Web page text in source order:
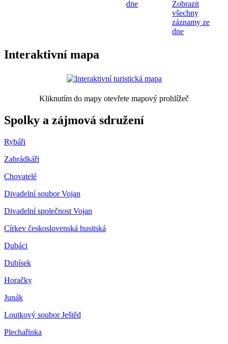
dne
Zobrazit
všechny
záznamy ze
dne
Interaktivní mapa
Kliknutím do mapy otevřete mapový prohlížeč
Spolky a zájmová sdružení
Rybáři
Zahrádkáři
Chovatelé
Divadelní soubor Vojan
Divadelní společnost Vojan
Církev československá husitská
Dubáci
Dubísek
Horačky
Junák
Loutkový soubor Ještěd
Plechařinka